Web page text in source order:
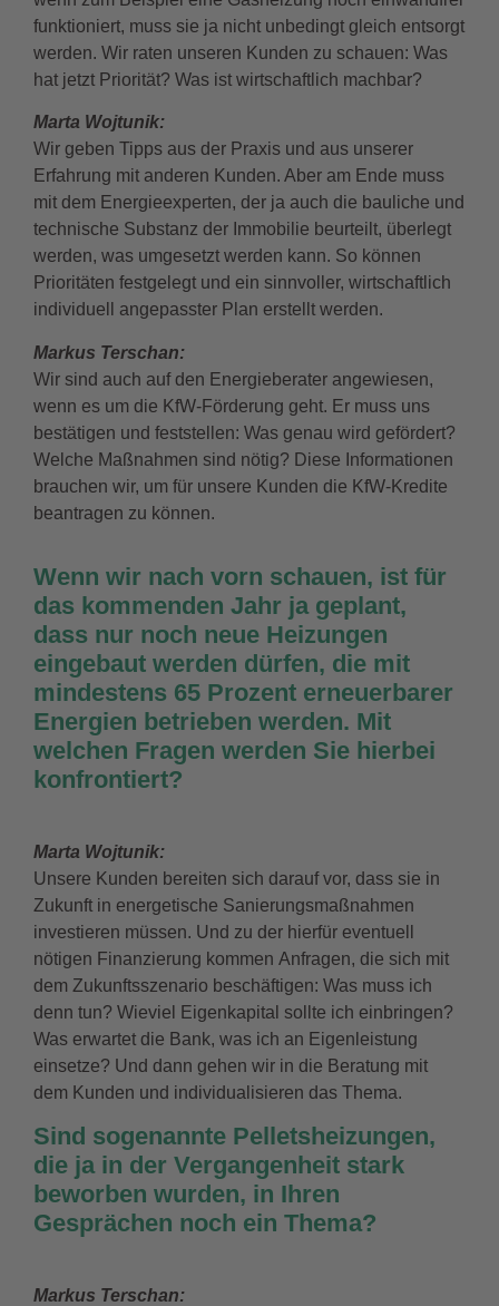
funktioniert, muss sie ja nicht unbedingt gleich entsorgt
werden. Wir raten unseren Kunden zu schauen: Was
hat jetzt Priorität? Was ist wirtschaftlich machbar?
Marta Wojtunik:
Wir geben Tipps aus der Praxis und aus unserer
Erfahrung mit anderen Kunden. Aber am Ende muss
mit dem Energieexperten, der ja auch die bauliche und
technische Substanz der Immobilie beurteilt, überlegt
werden, was umgesetzt werden kann. So können
Prioritäten festgelegt und ein sinnvoller, wirtschaftlich
individuell angepasster Plan erstellt werden.
Markus Terschan:
Wir sind auch auf den Energieberater angewiesen,
wenn es um die KfW-Förderung geht. Er muss uns
bestätigen und feststellen: Was genau wird gefördert?
Welche Maßnahmen sind nötig? Diese Informationen
brauchen wir, um für unsere Kunden die KfW-Kredite
beantragen zu können.
Wenn wir nach vorn schauen, ist für
das kommenden Jahr ja geplant,
dass nur noch neue Heizungen
eingebaut werden dürfen, die mit
mindestens 65 Prozent erneuerbarer
Energien betrieben werden. Mit
welchen Fragen werden Sie hierbei
konfrontiert?
Marta Wojtunik:
Unsere Kunden bereiten sich darauf vor, dass sie in
Zukunft in energetische Sanierungsmaßnahmen
investieren müssen. Und zu der hierfür eventuell
nötigen Finanzierung kommen Anfragen, die sich mit
dem Zukunftsszenario beschäftigen: Was muss ich
denn tun? Wieviel Eigenkapital sollte ich einbringen?
Was erwartet die Bank, was ich an Eigenleistung
einsetze? Und dann gehen wir in die Beratung mit
dem Kunden und individualisieren das Thema.
Sind sogenannte Pelletsheizungen,
die ja in der Vergangenheit stark
beworben wurden, in Ihren
Gesprächen noch ein Thema?
Markus Terschan: